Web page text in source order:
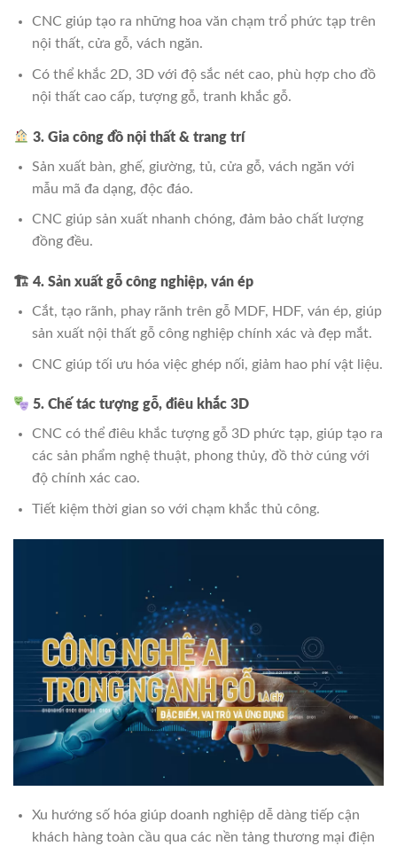
CNC giúp tạo ra những hoa văn chạm trổ phức tạp trên
nội thất, cửa gỗ, vách ngăn.
Có thể khắc 2D, 3D với độ sắc nét cao, phù hợp cho đồ
nội thất cao cấp, tượng gỗ, tranh khắc gỗ.
3. Gia công đồ nội thất & trang trí
Sản xuất bàn, ghế, giường, tủ, cửa gỗ, vách ngăn với
mẫu mã đa dạng, độc đáo.
CNC giúp sản xuất nhanh chóng, đảm bảo chất lượng
đồng đều.
🏗 4. Sản xuất gỗ công nghiệp, ván ép
Cắt, tạo rãnh, phay rãnh trên gỗ MDF, HDF, ván ép, giúp
sản xuất nội thất gỗ công nghiệp chính xác và đẹp mắt.
CNC giúp tối ưu hóa việc ghép nối, giảm hao phí vật liệu.
5. Chế tác tượng gỗ, điêu khắc 3D
CNC có thể điêu khắc tượng gỗ 3D phức tạp, giúp tạo ra
các sản phẩm nghệ thuật, phong thủy, đồ thờ cúng với
độ chính xác cao.
Tiết kiệm thời gian so với chạm khắc thủ công.
Xu hướng số hóa giúp doanh nghiệp dễ dàng tiếp cận
khách hàng toàn cầu qua các nền tảng thương mại điện